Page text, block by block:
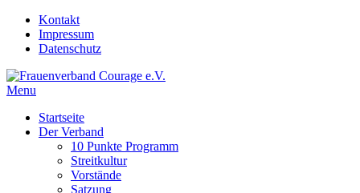
Skip
content
Kontakt
Impressum
Datenschutz
Menu
Startseite
Der Verband
10 Punkte Programm
Streitkultur
Vorstände
Satzung